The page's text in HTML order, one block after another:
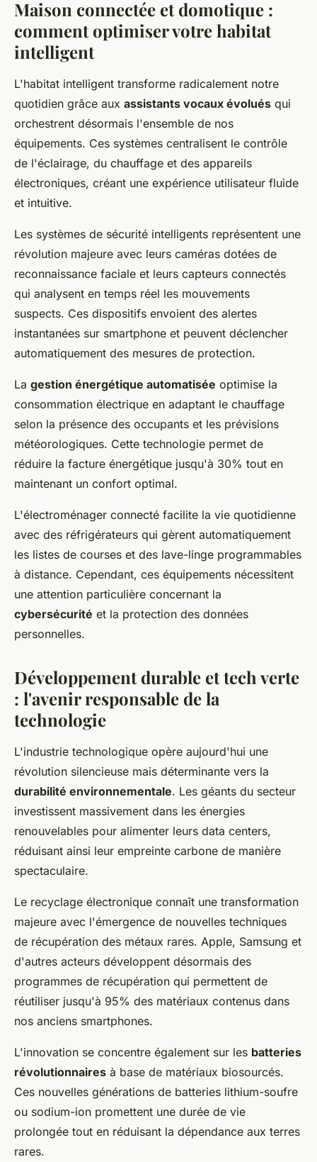
Maison connectée et domotique :
comment optimiser votre habitat
intelligent
L'habitat intelligent transforme radicalement notre
quotidien grâce aux assistants vocaux évolués qui
orchestrent désormais l'ensemble de nos
équipements. Ces systèmes centralisent le contrôle
de l'éclairage, du chauffage et des appareils
électroniques, créant une expérience utilisateur fluide
et intuitive.
Les systèmes de sécurité intelligents représentent une
révolution majeure avec leurs caméras dotées de
reconnaissance faciale et leurs capteurs connectés
qui analysent en temps réel les mouvements
suspects. Ces dispositifs envoient des alertes
instantanées sur smartphone et peuvent déclencher
automatiquement des mesures de protection.
La gestion énergétique automatisée optimise la
consommation électrique en adaptant le chauffage
selon la présence des occupants et les prévisions
météorologiques. Cette technologie permet de
réduire la facture énergétique jusqu'à 30% tout en
maintenant un confort optimal.
L'électroménager connecté facilite la vie quotidienne
avec des réfrigérateurs qui gèrent automatiquement
les listes de courses et des lave-linge programmables
à distance. Cependant, ces équipements nécessitent
une attention particulière concernant la
cybersécurité et la protection des données
personnelles.
Développement durable et tech verte
: l'avenir responsable de la
technologie
L'industrie technologique opère aujourd'hui une
révolution silencieuse mais déterminante vers la
durabilité environnementale. Les géants du secteur
investissent massivement dans les énergies
renouvelables pour alimenter leurs data centers,
réduisant ainsi leur empreinte carbone de manière
spectaculaire.
Le recyclage électronique connaît une transformation
majeure avec l'émergence de nouvelles techniques
de récupération des métaux rares. Apple, Samsung et
d'autres acteurs développent désormais des
programmes de récupération qui permettent de
réutiliser jusqu'à 95% des matériaux contenus dans
nos anciens smartphones.
L'innovation se concentre également sur les batteries
révolutionnaires à base de matériaux biosourcés.
Ces nouvelles générations de batteries lithium-soufre
ou sodium-ion promettent une durée de vie
prolongée tout en réduisant la dépendance aux terres
rares.